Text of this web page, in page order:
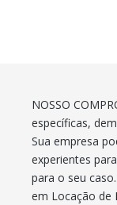
NOSSO
específicas,
Sua empresa
experientes
para o seu
em Locação de